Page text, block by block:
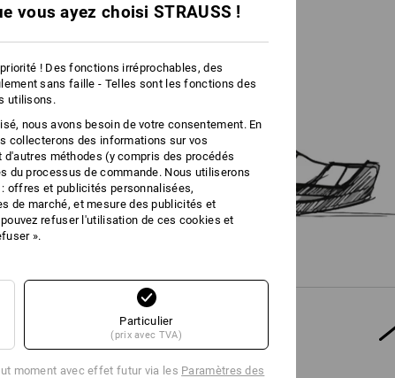
Fiche technique
vous ayez choisi STRAUSS !
! Des fonctions irréprochables, des
sans faille - Telles sont les fonctions des
utilisons.
nous avons besoin de votre consentement. En
collecterons des informations sur vos
méthodes (y compris des procédés
du processus de commande. Nous utiliserons
offres et publicités personnalisées,
de marché, et mesure des publicités et
refuser l'utilisation de ces cookies et
».
Particulier
(prix avec TVA)
moment avec effet futur via les Paramètres des